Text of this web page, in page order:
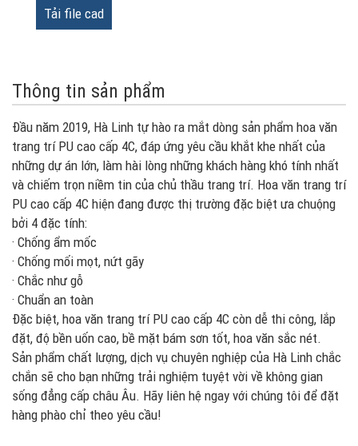
Tải file cad
Thông tin sản phẩm
Đầu năm 2019, Hà Linh tự hào ra mắt dòng sản phẩm hoa văn
trang trí PU cao cấp 4C, đáp ứng yêu cầu khắt khe nhất của
những dự án lớn, làm hài lòng những khách hàng khó tính nhất
và chiếm trọn niềm tin của chủ thầu trang trí. Hoa văn trang trí
PU cao cấp 4C hiện đang được thị trường đặc biệt ưa chuộng
bởi 4 đặc tính:
· Chống ẩm mốc
· Chống mối mọt, nứt gãy
· Chắc như gỗ
· Chuẩn an toàn
Đặc biệt, hoa văn trang trí PU cao cấp 4C còn dễ thi công, lắp
đặt, độ bền uốn cao, bề mặt bám sơn tốt, hoa văn sắc nét.
Sản phẩm chất lượng, dịch vụ chuyên nghiệp của Hà Linh chắc
chắn sẽ cho bạn những trải nghiệm tuyệt vời về không gian
sống đẳng cấp châu Âu. Hãy liên hệ ngay với chúng tôi để đặt
hàng phào chỉ theo yêu cầu!